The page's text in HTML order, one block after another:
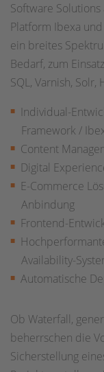
Software
Platform Ibexa
ein breites
Bedarf, zum
SQL, Varnish, Solr,
Individual-
Framework /
Content
Digital
E-Commerce
Anbindung
Frontend-
Availability-
Automatische
Ob Waterfall,
beherrschen die
Sicherstellung